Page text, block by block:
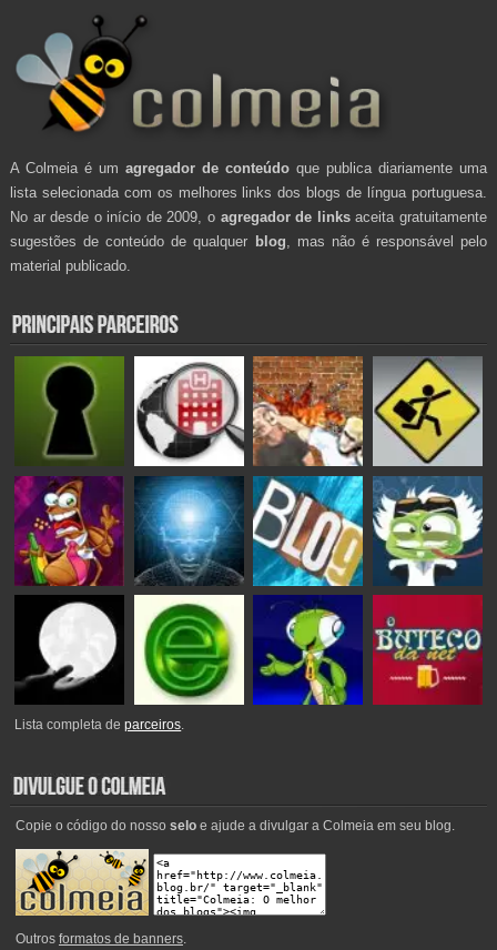
A Colmeia é um agregador de conteúdo que publica diariamente uma
lista selecionada com os melhores links dos blogs de língua portuguesa.
No ar desde o início de 2009, o agregador de linksaceita gratuitamente
sugestões de conteúdo de qualquer blog , mas não é responsável pelo
material publicado.
Lista completa deparceiros.
Copie o código do nosso seloe ajude a divulgar a Colmeia em seu blog.
Outros formatos de banners.